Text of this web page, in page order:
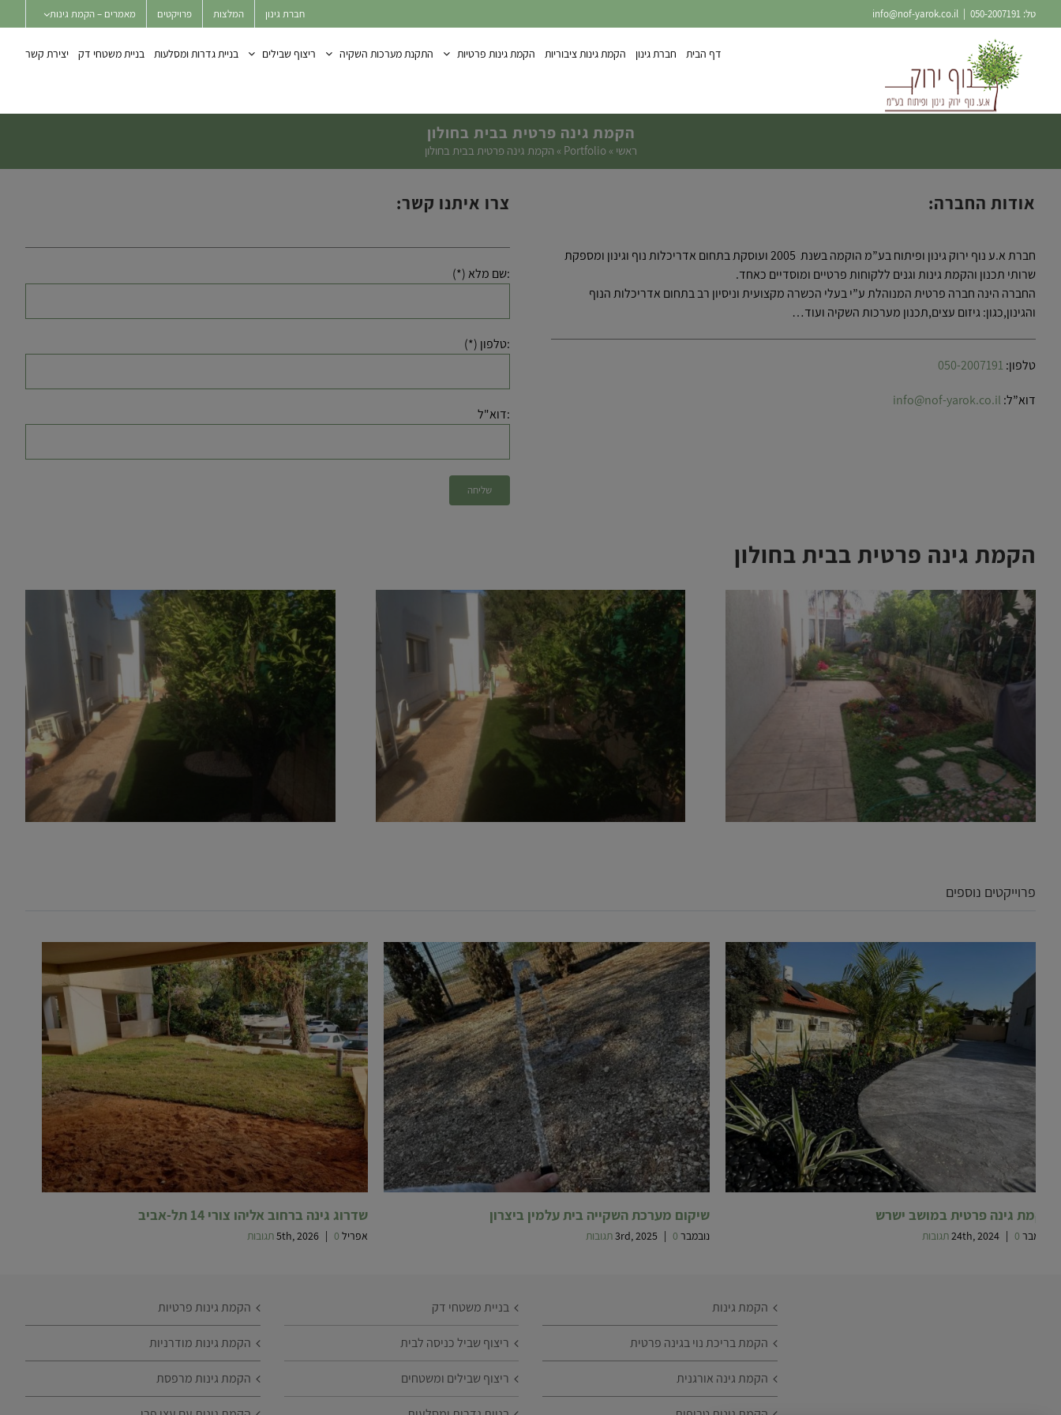
to
טל: 050-2007191
info@nof-yarok.co.il חברת גינון המלצות פרויקטים מאמרים – הקמת גינות
דף הבית חברת גינון הקמת גינות ציבוריות הקמת גינות פרטיות התקנת מערכות השקיה ריצוף שבילים בניית גדרות ומסלעות בניית משטחי דק יצירת קשר
הקמת גינה פרטית בבית בחולון
ראשי »
Portfolio
» הקמת גינה פרטית בבית בחולון
אודות החברה:
חברת א.ע נוף ירוק גינון ופיתוח בע”מ הוקמה בשנת 2005 ועוסקת בתחום אדריכלות נוף וגינון ומספקת
שרותי תכנון והקמת גינות וגנים ללקוחות פרטיים ומוסדיים כאחד.
החברה הינה חברה פרטית המנוהלת ע”י בעלי הכשרה מקצועית וניסיון רב בתחום אדריכלות הנוף
והגינון,כגון: גיזום עצים,תכנון מערכות השקיה ועוד…
טלפון:050-2007191
דוא”ל: info@nof-yarok.co.il
צרו איתנו קשר:
:שם מלא (*)
:טלפון (*)
:דוא"ל
הקמת גינה פרטית בבית בחולון
פרוייקטים נוספים
שדרוג גינה ברחוב אליהו צורי 14 תל-אביב
אפריל 5th, 2026 | 0 תגובות
שיקום מערכת השקייה בית עלמין ביצרון
נובמבר 3rd, 2025 | 0 תגובות
הקמת גינה פרטית במושב ישרש
נובמבר 24th, 2024 | 0 תגובות
הקמת גינות
הקמת בריכת נוי בגינה פרטית
הקמת גינה אורגנית
בניית משטחי דק
ריצוף שביל כניסה לבית
ריצוף שבילים ומשטחים
הקמת גינות פרטיות
הקמת גינות מודרניות
הקמת גינות מרפסת